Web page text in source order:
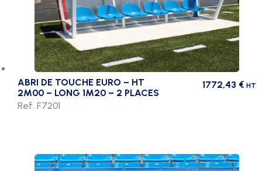
ABRI DE TOUCHE EURO – HT
2M00 – LONG 1M20 – 2 PLACES
1772,43 € HT
Ref. F7201